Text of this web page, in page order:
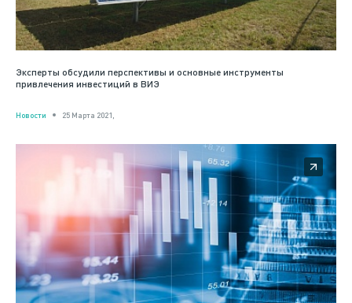
Эксперты обсудили перспективы и основные инструменты
привлечения инвестиций в ВИЭ
Новости 25 Марта 2021,